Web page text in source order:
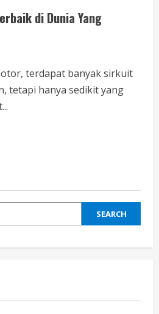
di Dunia Yang
terdapat banyak sirkuit
tetapi hanya sedikit yang
SEARCH